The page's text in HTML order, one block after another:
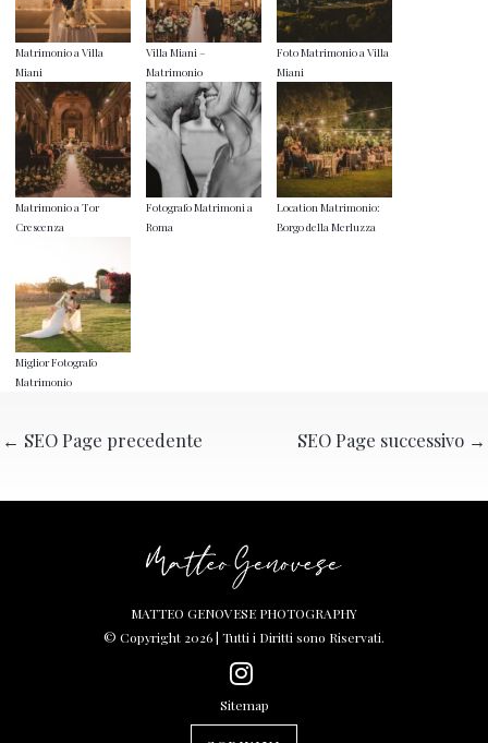
Matrimonio a Villa
Miani
Villa Miani –
Matrimonio
Foto Matrimonio a Villa
Miani
Matrimonio a Tor
Crescenza
Fotografo Matrimoni a
Roma
Location Matrimonio:
Borgo della Merluzza
Miglior Fotografo
Matrimonio
← SEO Page precedente SEO Page successivo →
MATTEO GENOVESE PHOTOGRAPHY
© Copyright 2026 | Tutti i Diritti sono Riservati.
Sitemap